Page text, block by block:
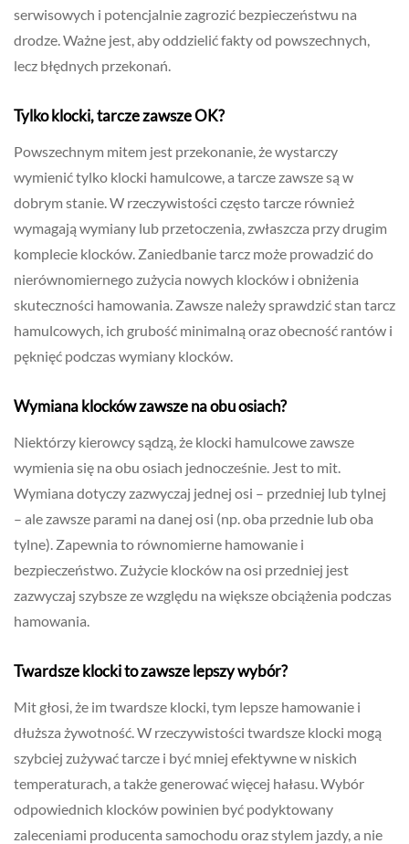
serwisowych i potencjalnie zagrozić bezpieczeństwu na
drodze. Ważne jest, aby oddzielić fakty od powszechnych,
lecz błędnych przekonań.
Tylko klocki, tarcze zawsze OK?
Powszechnym mitem jest przekonanie, że wystarczy
wymienić tylko klocki hamulcowe, a tarcze zawsze są w
dobrym stanie. W rzeczywistości często tarcze również
wymagają wymiany lub przetoczenia, zwłaszcza przy drugim
komplecie klocków. Zaniedbanie tarcz może prowadzić do
nierównomiernego zużycia nowych klocków i obniżenia
skuteczności hamowania. Zawsze należy sprawdzić stan tarcz
hamulcowych, ich grubość minimalną oraz obecność rantów i
pęknięć podczas wymiany klocków.
Wymiana klocków zawsze na obu osiach?
Niektórzy kierowcy sądzą, że klocki hamulcowe zawsze
wymienia się na obu osiach jednocześnie. Jest to mit.
Wymiana dotyczy zazwyczaj jednej osi – przedniej lub tylnej
– ale zawsze parami na danej osi (np. oba przednie lub oba
tylne). Zapewnia to równomierne hamowanie i
bezpieczeństwo. Zużycie klocków na osi przedniej jest
zazwyczaj szybsze ze względu na większe obciążenia podczas
hamowania.
Twardsze klocki to zawsze lepszy wybór?
Mit głosi, że im twardsze klocki, tym lepsze hamowanie i
dłuższa żywotność. W rzeczywistości twardsze klocki mogą
szybciej zużywać tarcze i być mniej efektywne w niskich
temperaturach, a także generować więcej hałasu. Wybór
odpowiednich klocków powinien być podyktowany
zaleceniami producenta samochodu oraz stylem jazdy, a nie